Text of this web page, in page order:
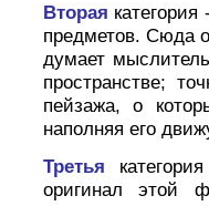
Вторая
предметов. Сюда
думает
пространстве;
пейзажа, о
наполняя его
Третья
оригинал этой